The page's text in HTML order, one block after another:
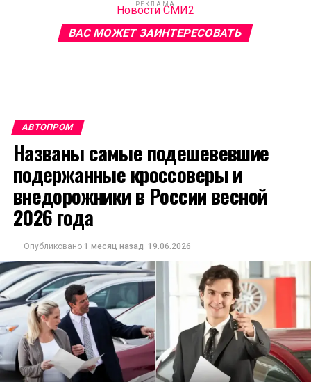
РЕКЛАМА
Новости СМИ2
ВАС МОЖЕТ ЗАИНТЕРЕСОВАТЬ
АВТОПРОМ
Названы самые подешевевшие
подержанные кроссоверы и
внедорожники в России весной
2026 года
Опубликовано 1 месяц назад 19.06.2026